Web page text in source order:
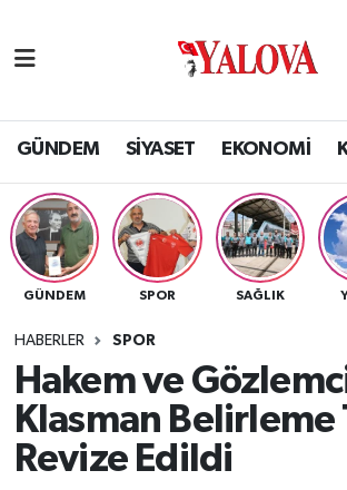
GÜNDEM SİYASET EKONOMİ
GÜNDEM SPOR SAĞLIK
HABERLER SPOR
Hakem ve
Klasman Belirleme
Revize Edildi
SİYASET
EKONOMİ
KÜLTÜR
BİLİM VE TEKNOLOJİ
ASAYİŞ
Yalova Nöbetçi Eczaneler
Yalova Hava Durumu
Yalova Namaz Vakitleri
Yalova Trafik Yoğunluk Haritası
Tüm Manşetler
Son Dakika Haberleri